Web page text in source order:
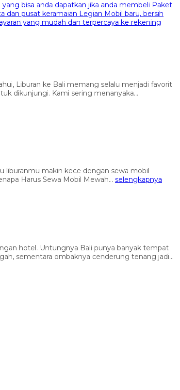
Liburan ke Bali memang selalu menjadi favorit
dikunjungi. Kami sering menanyaka...
liburanmu makin kece dengan sewa mobil
Harus Sewa Mobil Mewah... selengkapnya
hotel. Untungnya Bali punya banyak tempat
sementara ombaknya cenderung tenang jadi...